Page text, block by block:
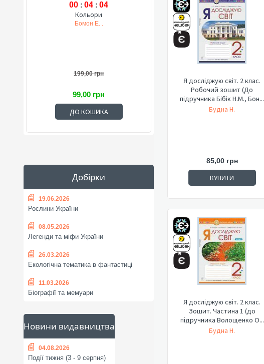
00 : 04 : 03
Кольори
Бомон Е. .
199,00 грн
99,00 грн
ДО КОШИКА
Добірки
19.06.2026
Рослини України
08.05.2026
Легенди та міфи України
26.03.2026
Екологічна тематика в фантастиці
11.03.2026
Біографії та мемуари
Новини видавництва
04.08.2026
Події тижня (3 - 9 серпня)
Я досліджую світ. 2 клас.
Робочий зошит (До
підручника Бібік Н.М., Бон...
Будна Н.
85,00 грн
КУПИТИ
Я досліджую світ. 2 клас.
Зошит. Частина 1 (до
підручника Волощенко О...
Будна Н.